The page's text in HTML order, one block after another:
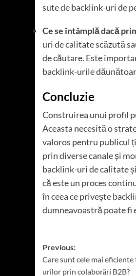
sute de backlink-uri de
Ce se întâmplă dacă
uri de calitate scăzută
de căutare. Este
backlink-urile
Concluzie
Construirea unui profil
Aceasta necesită o
valoros pentru publicul
prin diverse canale și
backlink-uri de calitate
că este un proces
în ceea ce privește
dumneavoastră poate fi
Post
navigation
Previous:
Care sunt cele mai
urilor prin colaborări B2B?